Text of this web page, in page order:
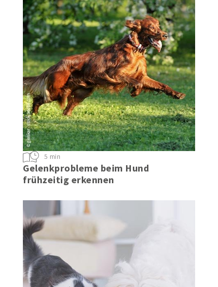
Gelenkprobleme beim Hund
frühzeitig erkennen
5 min